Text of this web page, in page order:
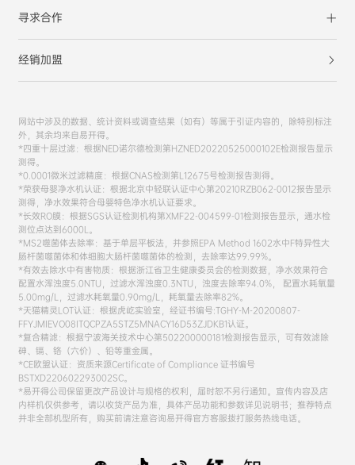
寻求合作
经销加盟
网站中涉及的数据、统计资料或调查结果（如有）等属于引证内容的，除特别标注
外，其余均来自易开得。
*四重十层过滤：根据NED诺尔德检测第HZNED20220525000102E检测报告显示
测得。
*0.0001微米过滤精度：根据CNAS检测第L12675号检测报告测得。
*荣获母婴净水机认证：根据北京中轻联认证中心第20210RZB062-0012报告显示
测得，净水效果符合母婴特色净水机认证要求。
*长效RO膜：根据SGS认证检测机构第XMF22-004599-01检测报告显示，通水检
测位点达到6000L。
*MS2噬菌体去除率：基于单层平板法，并参照EPA Method 1602水中F特异性大
肠杆菌噬菌体和体细胞大肠杆菌噬菌体的检测，去除率达99.99%。
*有效去除水中有害物质：根据浙江省卫生健康委员会的检测数据，净水效果符合
配置水浑浊度5.0NTU，过滤水浑浊度0.3NTU，浊度去除率94.0%， 配置水耗氧量
5.00mg/L，过滤水耗氧量0.90mg/L，耗氧量去除率82%。
*天猫精灵LOT认证：根据虎屹实验室，经证书编号:TGHY-M-20200807-
FFYJMIEVO08ITQCPZA5STZ5MNACY16D53ZJDKB1认证。
*复合精滤：根据宁波海关技术中心第502200000181检测报告显示，可有效滤除
砷、镉、铬（六价）、铅等重金属。
*CE欧盟认证：资质来源Certificate of Compliance 证书编号
BSTXD220602293002SC。
*易开得公司保留更改产品设计与规格的权利，届时恕不另行通知。宣传内容及店
内样机仅供参考，请以收货产品为准，具体产品功能和参数详见说明书；推荐特点
并非全部机型所有，购买前请注意咨询易开得官方客服拨打服务热线电话。